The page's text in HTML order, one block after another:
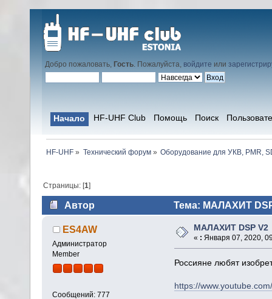
Добро пожаловать, Гость. Пожалуйста, войдите или
Начало HF-UHF Club Помощь Поиск
HF-UHF» Технический форум» Оборудование для УКВ, PMR,
Страницы: [1]
Автор Тема: МАЛАХИТ
ES4AW
Администратор
Member
Сообщений: 777
МАЛАХИТ DSP V2
« : Января 07, 2020,
Россияне любят
https://